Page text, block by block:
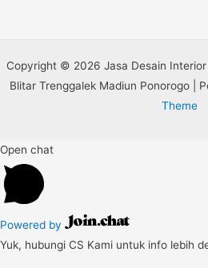
Copyright © 2026 Jasa Desain Interior
Blitar Trenggalek Madiun Ponorogo |
Theme
Open chat
Powered by
Yuk, hubungi CS Kami untuk info lebih